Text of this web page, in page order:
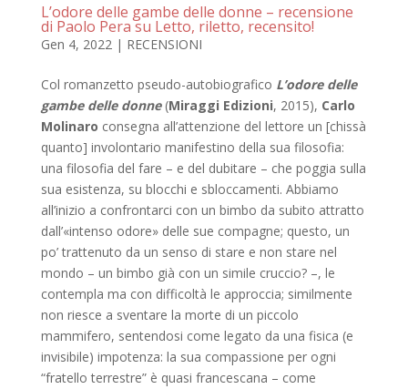
L’odore delle gambe delle donne – recensione
di Paolo Pera su Letto, riletto, recensito!
Gen 4, 2022| RECENSIONI
Col romanzetto pseudo-autobiografico L’odore delle
gambe delle donne(Miraggi Edizioni, 2015), Carlo
Molinaro consegna all’attenzione del lettore un [chissà
quanto] involontario manifestino della sua filosofia:
una filosofia del fare – e del dubitare – che poggia sulla
sua esistenza, su blocchi e sbloccamenti. Abbiamo
all’inizio a confrontarci con un bimbo da subito attratto
dall’«intenso odore» delle sue compagne; questo, un
po’ trattenuto da un senso di stare e non stare nel
mondo – un bimbo già con un simile cruccio? –, le
contempla ma con difficoltà le approccia; similmente
non riesce a sventare la morte di un piccolo
mammifero, sentendosi come legato da una fisica (e
invisibile) impotenza: la sua compassione per ogni
“fratello terrestre” è quasi francescana – come